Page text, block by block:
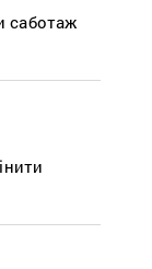
саботаж